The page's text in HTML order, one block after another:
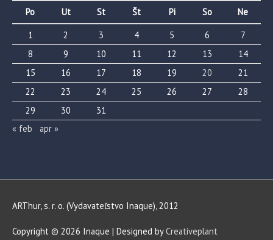
Po Ut St Št Pi So
Ne
1
2 3 4 5 6
7
8
9 10 11 12 13
14
15
16 17 18 19 20
21
22
23 24 25 26 27
28
29
30
31
« feb
apr »
ARThur, s. r. o. (Vydavateľstvo Inaque), 2012
Copyright © 2026 Inaque | Designed byCreativeplant